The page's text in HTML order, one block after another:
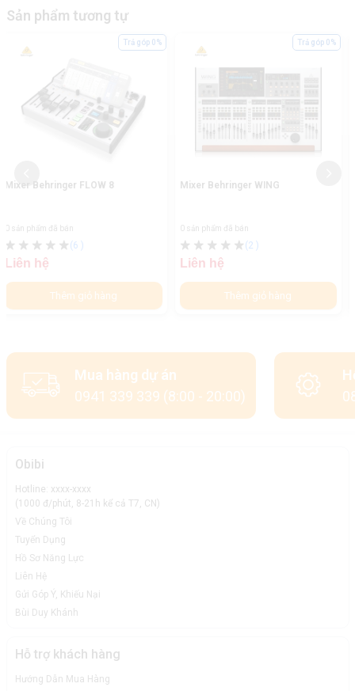
Sản phẩm tương tự
Mixer Behringer WING
0 sản phẩm đã bán
(2
Liên hệ
Thêm giỏ hàng
Trả góp 0%
Mixer Behringer X18
0 sản phẩm đã bán
Liên hệ
Thêm giỏ hàng
Trả góp 0%
Mua hàng dự án
0941 339 339 (8:00 - 20:00)
Obibi
Hotline: xxxx-xxxx
(1000 đ/phút, 8-21h kể cả T7, CN)
Về Chúng Tôi
Tuyển Dụng
Hồ Sơ Năng Lực
Liên Hệ
Gửi Góp Ý, Khiếu Nại
Bùi Duy Khánh
Hỗ trợ khách hàng
Hướng Dẫn Mua Hàng